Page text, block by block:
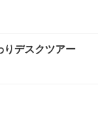
デスクツアー